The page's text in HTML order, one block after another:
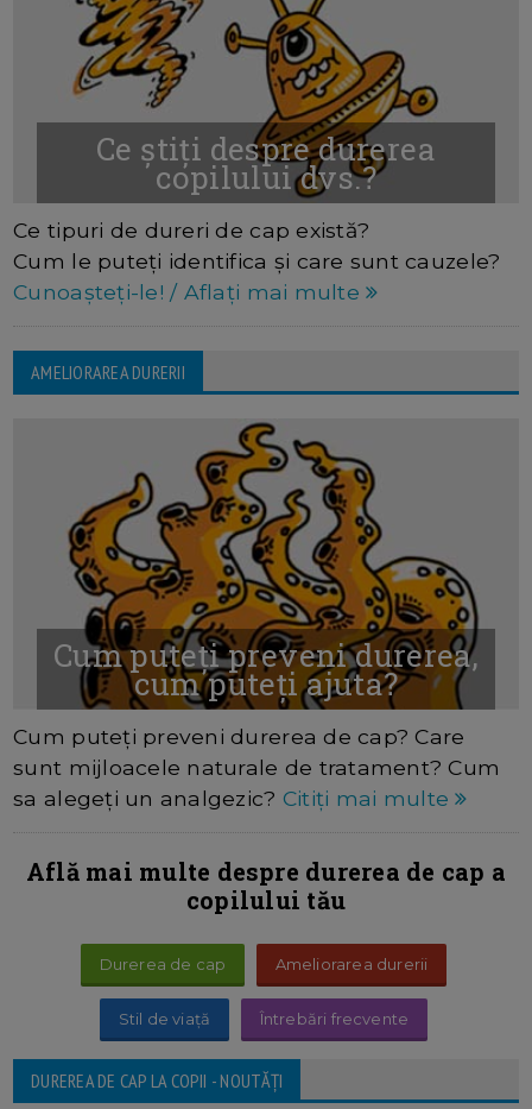
Ce știți despre durerea
copilului dvs.?
CUNOAȘTEȚI-LE! / AFLAȚI MAI MULTE
Ce tipuri de dureri de cap există?
Cum le puteți identifica și care sunt cauzele?
Cunoașteți-le! / Aflați mai multe
AMELIORAREA DURERII
Cum puteți preveni durerea,
cum puteți ajuta?
CITIȚI MAI MULTE
Cum puteți preveni durerea de cap? Care
sunt mijloacele naturale de tratament? Cum
sa alegeți un analgezic? Citiți mai multe
Află mai multe despre durerea de cap a
copilului tău
Durerea de cap Ameliorarea durerii
Stil de viață Întrebări frecvente
DUREREA DE CAP LA COPII - NOUTĂȚI